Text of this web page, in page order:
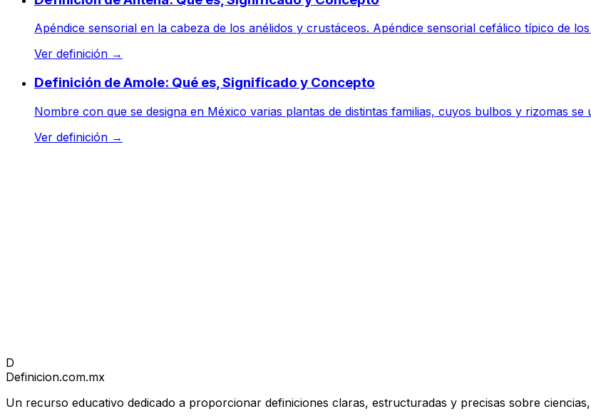
Apéndice sensorial en la cabeza de los anélidos y crustáceos. Apéndice sensorial cefálico típico de
Ver definición →
Definición de Amole: Qué es, Significado y Concepto
Nombre con que se designa en México varias plantas de distintas familias, cuyos bulbos y rizomas se
Ver definición →
D
Definicion.com.mx
Un recurso educativo dedicado a proporcionar definiciones claras, estructuradas y precisas sobre